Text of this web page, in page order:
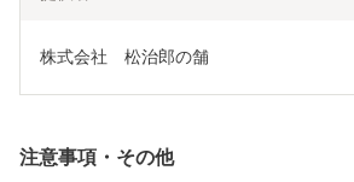
株式会社　松治郎の舗
注意事項・その他